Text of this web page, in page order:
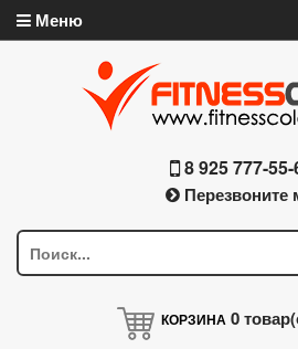
Меню
8 925 777-
Перезвоните
КОРЗИНА 0